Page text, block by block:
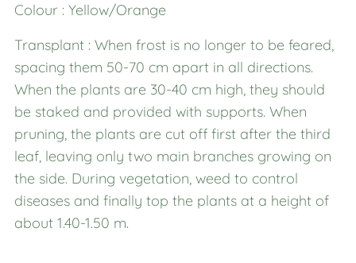
Colour : Yellow/Orange
Transplant : When frost is no longer to be feared,
spacing them 50-70 cm apart in all directions.
When the plants are 30-40 cm high, they should
be staked and provided with supports. When
pruning, the plants are cut off first after the third
leaf, leaving only two main branches growing on
the side. During vegetation, weed to control
diseases and finally top the plants at a height of
about 1.40-1.50 m.